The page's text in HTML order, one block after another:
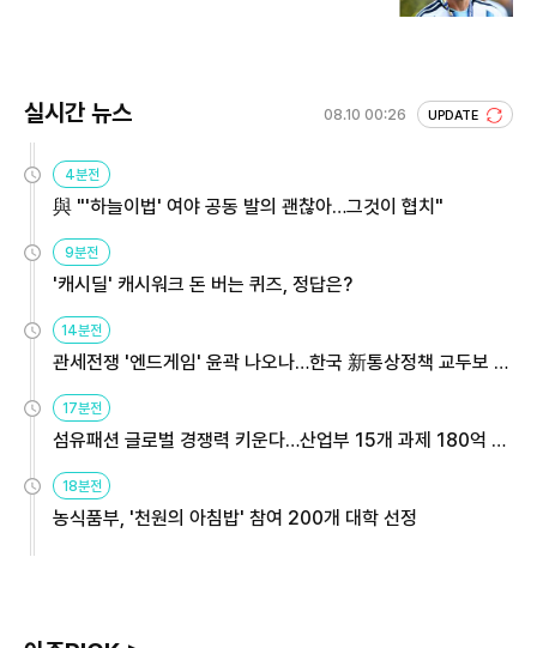
실시간 뉴스 08.10 00:26 UPDATE
4분전
與 "'하늘이법' 여야 공동 발의 괜찮아…그것이 협치"
9분전
'캐시딜' 캐시워크 돈 버는 퀴즈, 정답은?
14분전
관세전쟁 '엔드게임' 윤곽 나오나…한국 新통상정책 교두보 활
용해야
17분전
섬유패션 글로벌 경쟁력 키운다…산업부 15개 과제 180억 지
원
18분전
농식품부, '천원의 아침밥' 참여 200개 대학 선정